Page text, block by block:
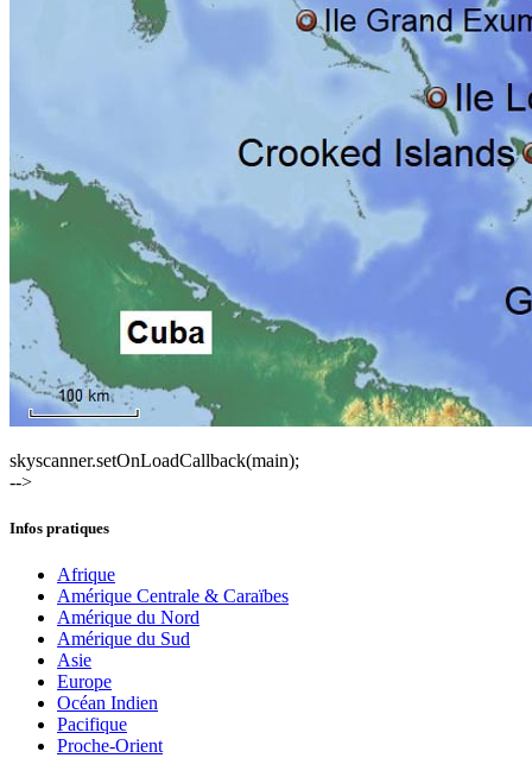
skyscanner.setOnLoadCallback(main);
-->
Infos pratiques
Afrique
Amérique Centrale & Caraïbes
Amérique du Nord
Amérique du Sud
Asie
Europe
Océan Indien
Pacifique
Proche-Orient